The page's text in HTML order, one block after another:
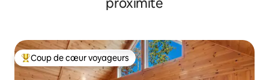
Coups de cœur voyageurs les plus appréciés
Coup de cœur voyageurs